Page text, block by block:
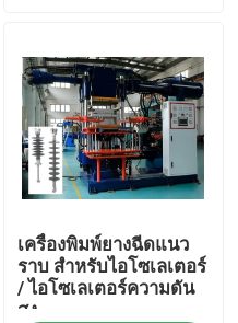
เครื่องพิมพ์ยางฉีดแนว
ราบ สําหรับไอโซเลเตอร์
/ ไอโซเลเตอร์ความดัน
สูง